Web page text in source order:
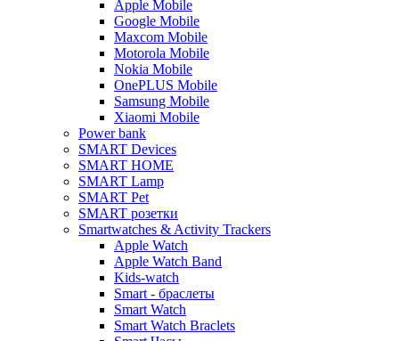
Apple Mobile
Google Mobile
Maxcom Mobile
Motorola Mobile
Nokia Mobile
OnePLUS Mobile
Samsung Mobile
Xiaomi Mobile
Power bank
SMART Devices
SMART HOME
SMART Lamp
SMART Pet
SMART розетки
Smartwatches & Activity Trackers
Apple Watch
Apple Watch Band
Kids-watch
Smart - браслеты
Smart Watch
Smart Watch Braclets